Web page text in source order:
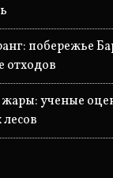
побережье
отходов
жары: ученые